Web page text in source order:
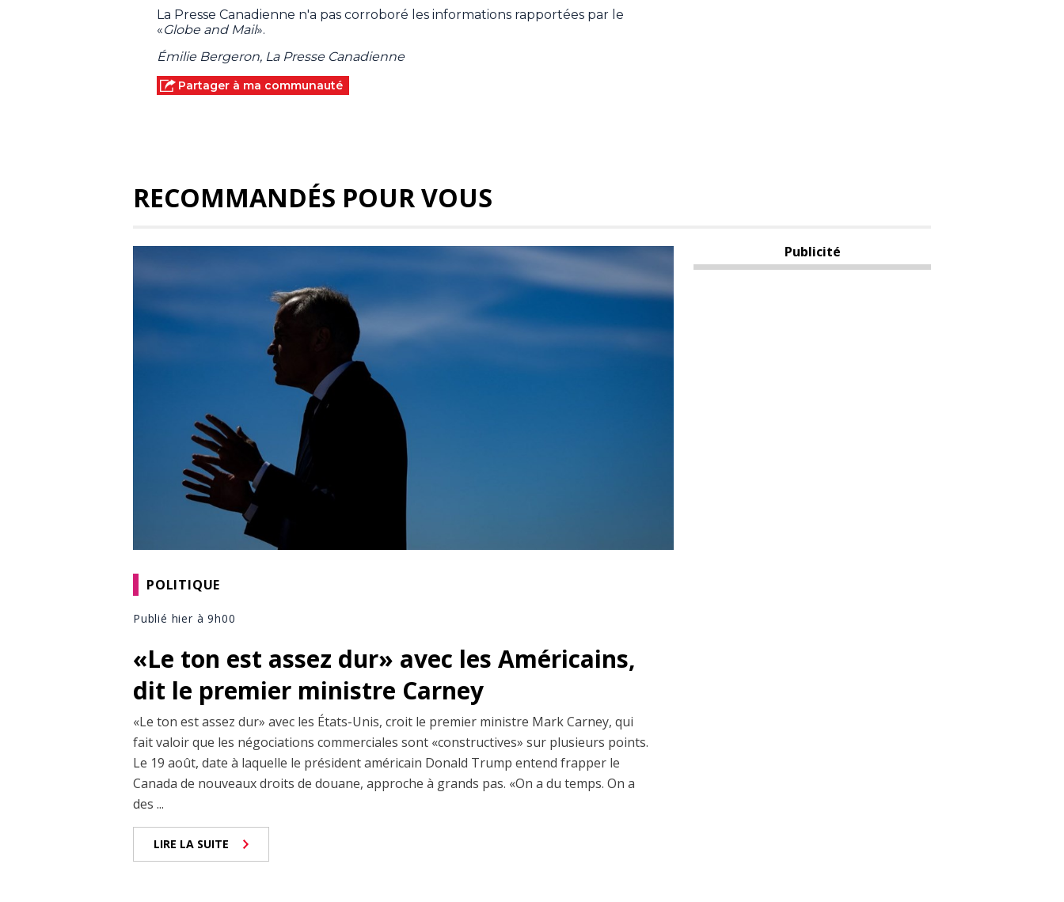
La Presse Canadienne n'a pas corroboré les informations rapportées par le
«Globe and Mail».
Émilie Bergeron, La Presse Canadienne
Partager à ma communauté
RECOMMANDÉS POUR VOUS
POLITIQUE
Publié hier à 9h00
«Le ton est assez dur» avec les Américains,
dit le premier ministre Carney
«Le ton est assez dur» avec les États-Unis, croit le premier ministre Mark Carney, qui
fait valoir que les négociations commerciales sont «constructives» sur plusieurs points.
Le 19 août, date à laquelle le président américain Donald Trump entend frapper le
Canada de nouveaux droits de douane, approche à grands pas. «On a du temps. On a
des ...
LIRE LA SUITE
Publicité